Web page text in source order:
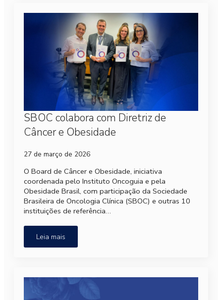
SBOC colabora com Diretriz de
Câncer e Obesidade
27 de março de 2026
O Board de Câncer e Obesidade, iniciativa
coordenada pelo Instituto Oncoguia e pela
Obesidade Brasil, com participação da Sociedade
Brasileira de Oncologia Clínica (SBOC) e outras 10
instituições de referência…
Leia mais